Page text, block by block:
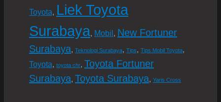
Toyota, Liek Toyota
Surabaya, Mobil, New Fortuner
Surabaya, Teknologi Surabaya, Tips, Tips Mobil Toyota,
Toyota, toyota chr, Toyota Fortuner
Surabaya, Toyota Surabaya, Yaris Cross